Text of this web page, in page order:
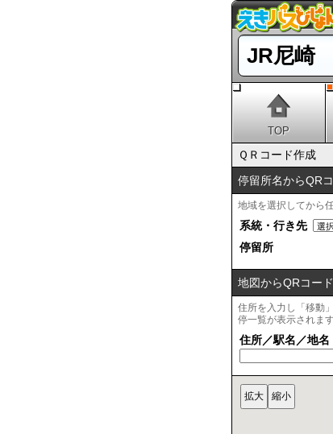
JR尼崎
TOP
ＱＲコード作成
停留所名からQR
地域を選択してから
系統・行き先
停留所
地図からQRコー
住所を入力し「移動
停一覧が表示されま
住所／駅名／地名